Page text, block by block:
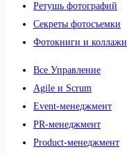
Ретушь фотографий
Секреты фотосъемки
Фотокниги и коллажи
Все Управление
Agile и Scrum
Event-менеджмент
PR-менеджмент
Product-менеджмент